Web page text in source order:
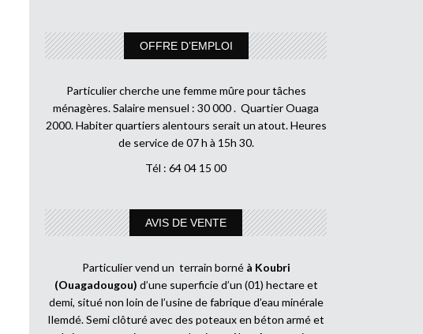
OFFRE D’EMPLOI
Particulier cherche une femme mûre pour tâches
ménagères. Salaire mensuel : 30 000 . Quartier Ouaga
2000. Habiter quartiers alentours serait un atout. Heures
de service de 07 h à 15h 30.
Tél : 64 04 15 00
AVIS DE VENTE
Particulier vend un terrain borné à Koubri
(Ouagadougou) d’une superficie d’un (01) hectare et
demi, situé non loin de l’usine de fabrique d’eau minérale
Ilemdé. Semi clôturé avec des poteaux en béton armé et